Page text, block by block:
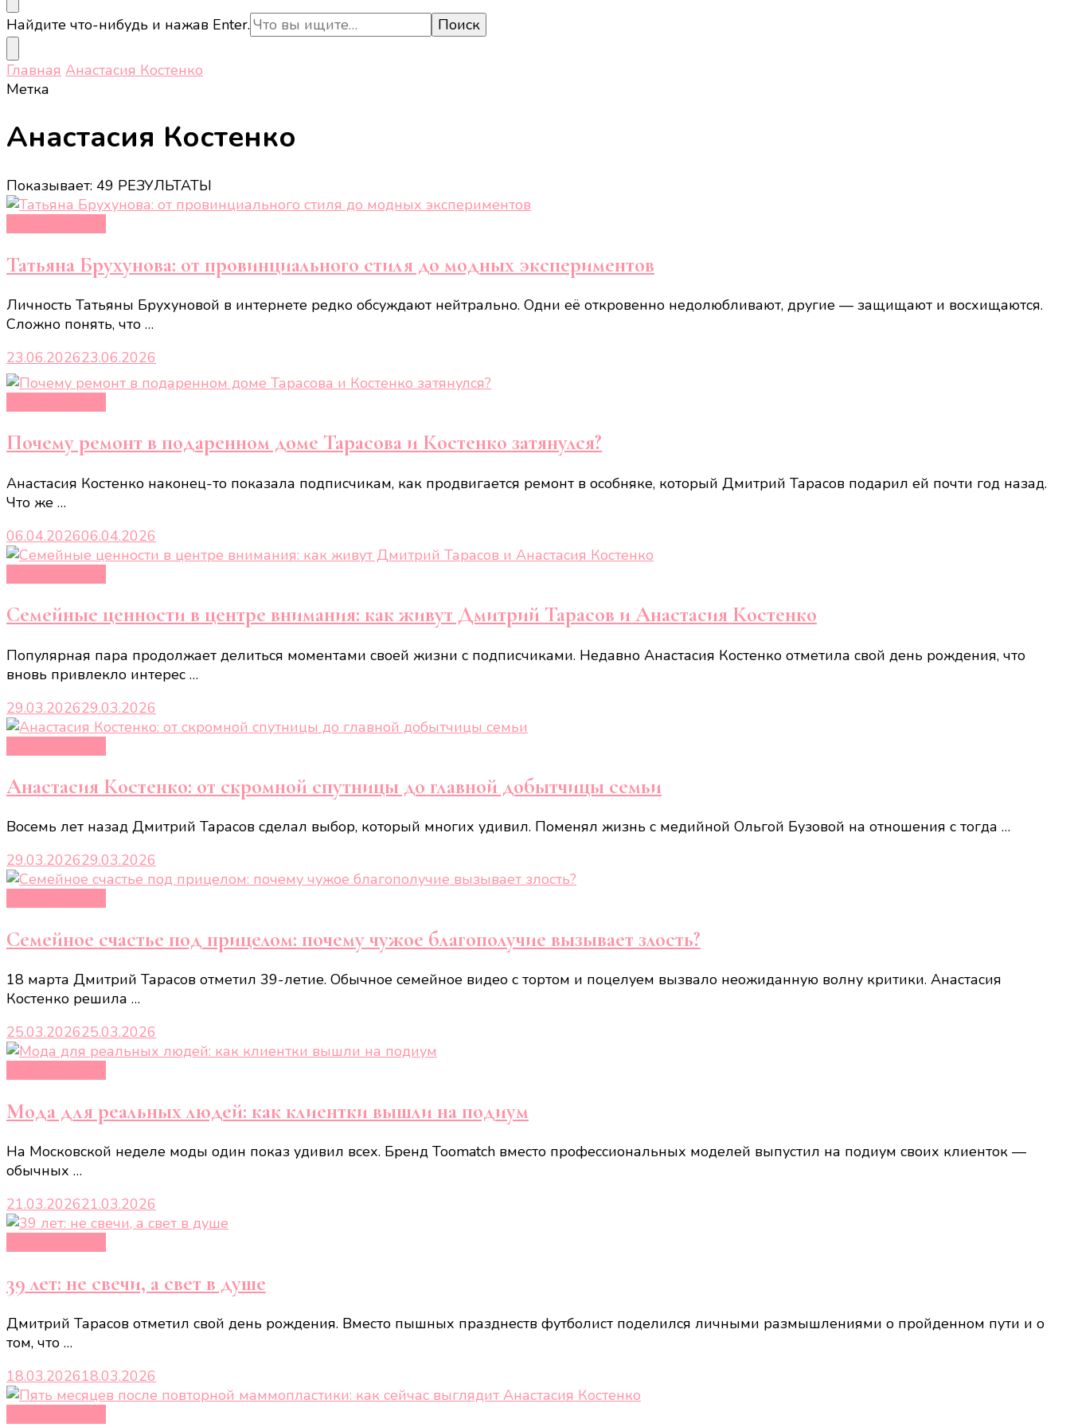
Ищите
что-
то?
Найдите что-нибудь и нажав Enter.
Главная Анастасия Костенко
Метка
Анастасия Костенко
Показывает: 49 РЕЗУЛЬТАТЫ
Татьяна Брухунова: от провинциального стиля до модных экспериментов
Личность Татьяны Брухуновой в интернете редко обсуждают нейтрально. Одни её откровенно недолюбливают, другие — защищают и восхищаются.
Сложно понять, что …
23.06.202623.06.2026
Почему ремонт в подаренном доме Тарасова и Костенко затянулся?
Анастасия Костенко наконец-то показала подписчикам, как продвигается ремонт в особняке, который Дмитрий Тарасов подарил ей почти год назад.
Что же …
06.04.202606.04.2026
Семейные ценности в центре внимания: как живут Дмитрий Тарасов и Анастасия Костенко
Популярная пара продолжает делиться моментами своей жизни с подписчиками. Недавно Анастасия Костенко отметила свой день рождения, что
вновь привлекло интерес …
29.03.202629.03.2026
Анастасия Костенко: от скромной спутницы до главной добытчицы семьи
Восемь лет назад Дмитрий Тарасов сделал выбор, который многих удивил. Поменял жизнь с медийной Ольгой Бузовой на отношения с тогда …
29.03.202629.03.2026
Семейное счастье под прицелом: почему чужое благополучие вызывает злость?
18 марта Дмитрий Тарасов отметил 39-летие. Обычное семейное видео с тортом и поцелуем вызвало неожиданную волну критики. Анастасия
Костенко решила …
25.03.202625.03.2026
Мода для реальных людей: как клиентки вышли на подиум
На Московской неделе моды один показ удивил всех. Бренд Toomatch вместо профессиональных моделей выпустил на подиум своих клиенток —
обычных …
21.03.202621.03.2026
39 лет: не свечи, а свет в душе
Дмитрий Тарасов отметил свой день рождения. Вместо пышных празднеств футболист поделился личными размышлениями о пройденном пути и о
том, что …
18.03.202618.03.2026